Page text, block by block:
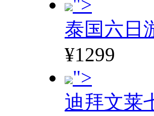
泰国六日
¥1299
">
迪拜文莱